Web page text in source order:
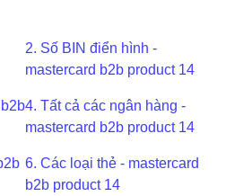
2. Số BIN điển hình -
mastercard b2b product 14
4. Tất cả các ngân hàng -
mastercard b2b product 14
6. Các loại thẻ - mastercard
b2b product 14